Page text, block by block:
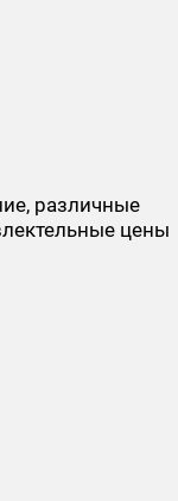
различные
цены